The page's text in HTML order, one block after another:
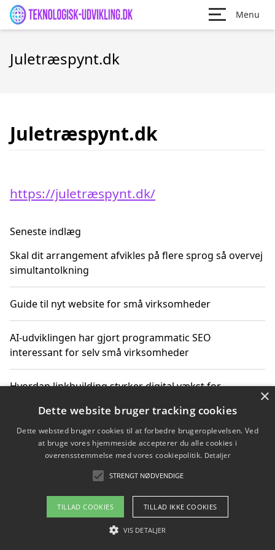
Menu
Juletræspynt.dk
Juletræspynt.dk
https://juletræspynt.dk/
Seneste indlæg
Skal dit arrangement afvikles på flere sprog så overvej
simultantolkning
Guide til nyt website for små virksomheder
AI-udviklingen har gjort programmatic SEO
interessant for selv små virksomheder
Hvordan linkbuilding styrker digital vækst for
Sådan har udviklingen inden for genbrug af elektronik
ændret sig
Copyright 2026 - Pilanto Aps
Om / kontakt
×
Dette website bruger tracking cookies
Dette websted bruger cookies til at forbedre brugeroplevelsen. Ved
at bruge vores hjemmeside accepterer du alle cookies i
overensstemmelse med vores cookiepolitik. Detaljer
STRENGT NØDVENDIGE
TILLAD COOKIES TILLAD IKKE COOKIES
VIS DETALJER